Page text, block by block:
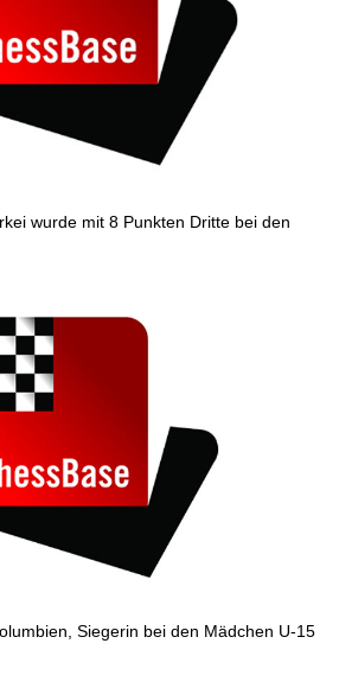
wurde mit 8 Punkten Dritte bei den
Siegerin bei den Mädchen U-15